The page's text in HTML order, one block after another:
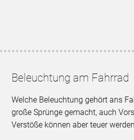
Beleuchtung am Fahrrad
Welche Beleuchtung gehört ans
große Sprünge gemacht, auch
Verstöße können aber teuer